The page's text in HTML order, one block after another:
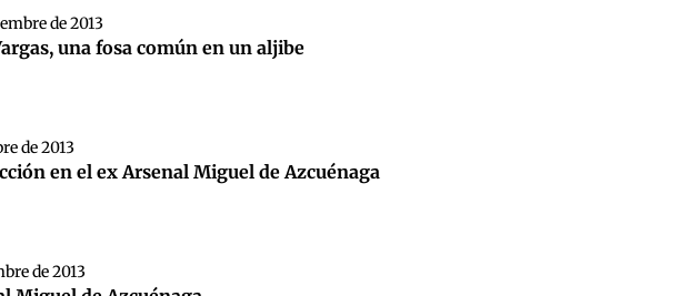
de 2013
una fosa común en un aljibe
de 2013
en el ex Arsenal Miguel de Azcuénaga
de 2013